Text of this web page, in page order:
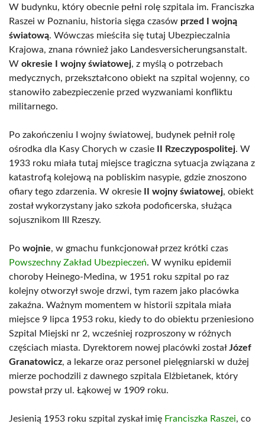
W budynku, który obecnie pełni rolę szpitala im. Franciszka
Raszei w Poznaniu, historia sięga czasów przed I wojną
światową. Wówczas mieściła się tutaj Ubezpieczalnia
Krajowa, znana również jako Landesversicherungsanstalt.
W okresie I wojny światowej, z myślą o potrzebach
medycznych, przekształcono obiekt na szpital wojenny, co
stanowiło zabezpieczenie przed wyzwaniami konfliktu
militarnego.
Po zakończeniu I wojny światowej, budynek pełnił rolę
ośrodka dla Kasy Chorych w czasie
II Rzeczypospolitej. W
1933 roku miała tutaj miejsce tragiczna sytuacja związana z
katastrofą kolejową na pobliskim nasypie, gdzie znoszono
ofiary tego zdarzenia. W okresie
II wojny światowej, obiekt
został wykorzystany jako szkoła podoficerska, służąca
sojusznikom III Rzeszy.
Po wojnie, w gmachu funkcjonował przez krótki czas
Powszechny Zakład Ubezpieczeń. W wyniku epidemii
choroby Heinego-Medina, w 1951 roku szpital po raz
kolejny otworzył swoje drzwi, tym razem jako placówka
zakaźna. Ważnym momentem w historii szpitala miała
miejsce 9 lipca 1953 roku, kiedy to do obiektu przeniesiono
Szpital Miejski nr 2, wcześniej rozproszony w różnych
częściach miasta. Dyrektorem nowej placówki zostałJózef
Granatowicz, a lekarze oraz personel pielęgniarski w dużej
mierze pochodzili z dawnego szpitala Elżbietanek, który
powstał przy ul. Łąkowej w 1909 roku.
Jesienią 1953 roku szpital zyskał imię Franciszka Raszei, co